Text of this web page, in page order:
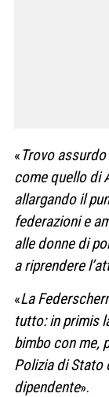
«Trovo
come quello di
allargando il
federazioni e
alle donne di
a riprendere
«La
tutto: in primis
bimbo con me,
Polizia di Stato
dipendente».